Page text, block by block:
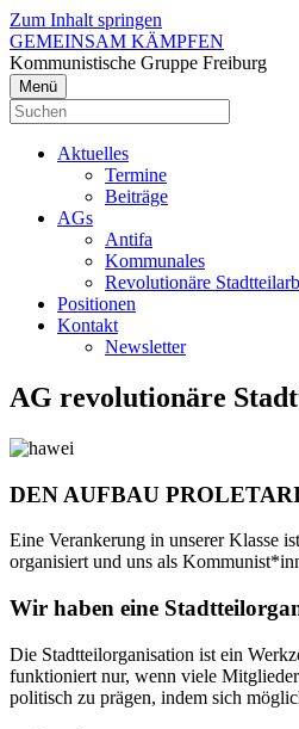
Zum Inhalt springen
GEMEINSAM KÄMPFEN
Kommunistische Gruppe Freiburg
Menü
Aktuelles
Termine
Beiträge
AGs
Antifa
Kommunales
Revolutionäre
Positionen
Kontakt
Newsletter
AG revolutionäre
DEN AUFBAU
Eine Verankerung in unserer Klasse
organisiert und uns als
Wir haben eine
Die Stadtteilorganisation ist ein
funktioniert nur, wenn viele
politisch zu prägen, indem sich